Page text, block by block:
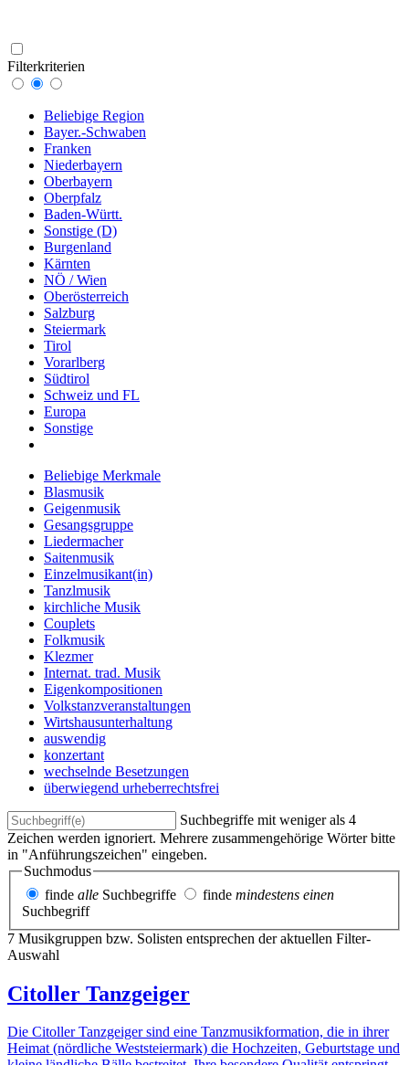
Filterkriterien
Beliebige Region
Bayer.-Schwaben
Franken
Niederbayern
Oberbayern
Oberpfalz
Baden-Württ.
Sonstige (D)
Burgenland
Kärnten
NÖ / Wien
Oberösterreich
Salzburg
Steiermark
Tirol
Vorarlberg
Südtirol
Schweiz und FL
Europa
Sonstige
Beliebige Merkmale
Blasmusik
Geigenmusik
Gesangsgruppe
Liedermacher
Saitenmusik
Einzelmusikant(in)
Tanzlmusik
kirchliche Musik
Couplets
Folkmusik
Klezmer
Internat. trad. Musik
Eigenkompositionen
Volkstanzveranstaltungen
Wirtshausunterhaltung
auswendig
konzertant
wechselnde Besetzungen
überwiegend urheberrechtsfrei
Suchbegriffe mit weniger als 4
Zeichen werden ignoriert. Mehrere zusammengehörige Wörter bitte
in "Anführungszeichen" eingeben.
Suchmodus
finde alle Suchbegriffe finde mindestens einen
Suchbegriff
7 Musikgruppen bzw. Solisten entsprechen der aktuellen Filter-
Auswahl
Citoller Tanzgeiger
Die Citoller Tanzgeiger sind eine Tanzmusikformation, die in ihrer
Heimat (nördliche Weststeiermark) die Hochzeiten, Geburtstage und